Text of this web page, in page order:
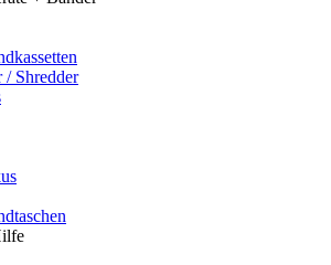
/ Shredder